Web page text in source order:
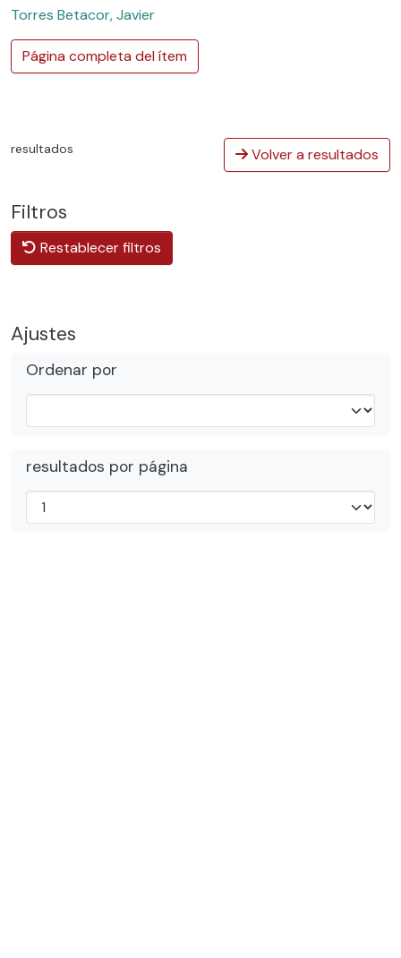
Torres Betacor, Javier
Página completa del ítem
resultados Volver a resultados
Filtros
Restablecer filtros
Ajustes
Ordenar por
resultados por página